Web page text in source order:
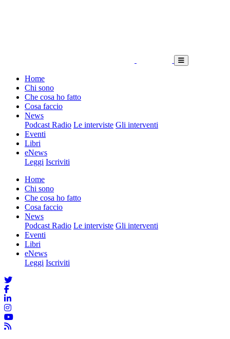
Home
Chi sono
Che cosa ho fatto
Cosa faccio
News
Podcast Radio Le interviste Gli interventi
Eventi
Libri
eNews
Leggi Iscriviti
Home
Chi sono
Che cosa ho fatto
Cosa faccio
News
Podcast Radio Le interviste Gli interventi
Eventi
Libri
eNews
Leggi Iscriviti